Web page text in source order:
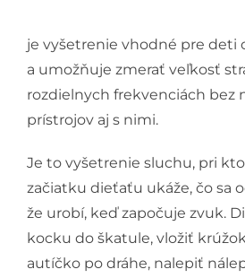
je vyšetrenie vhodné pre deti
a umožňuje zmerať veľkosť
rozdielnych frekvenciách bez
prístrojov aj s nimi.
Je to vyšetrenie sluchu, pri
začiatku dieťaťu ukáže, čo sa
že urobí, keď započuje zvuk.
kocku do škatule, vložiť
autíčko po dráhe, nalepiť